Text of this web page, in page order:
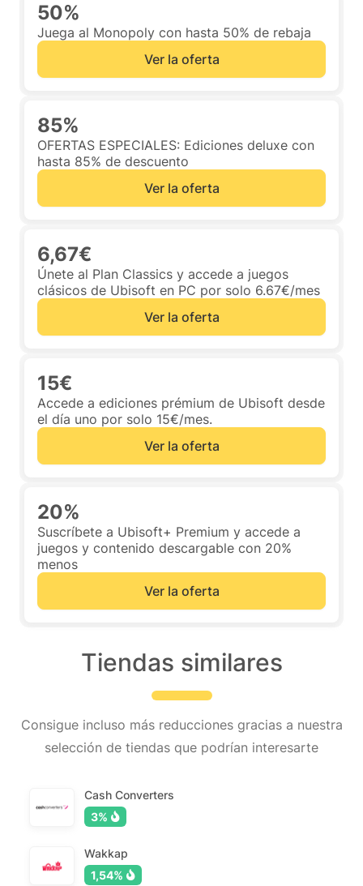
50%
Juega al Monopoly con hasta 50% de rebaja
Ver la oferta
85%
OFERTAS ESPECIALES: Ediciones deluxe con
hasta 85% de descuento
Ver la oferta
6,67€
Únete al Plan Classics y accede a juegos
clásicos de Ubisoft en PC por solo 6.67€/mes
Ver la oferta
15€
Accede a ediciones prémium de Ubisoft desde
el día uno por solo 15€/mes.
Ver la oferta
20%
Suscríbete a Ubisoft+ Premium y accede a
juegos y contenido descargable con 20%
menos
Ver la oferta
Tiendas similares
Consigue incluso más reducciones gracias a nuestra
selección de tiendas que podrían interesarte
Cash Converters
3%
Wakkap
1,54%